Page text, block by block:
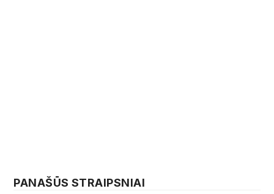
PANAŠŪS STRAIPSNIAI